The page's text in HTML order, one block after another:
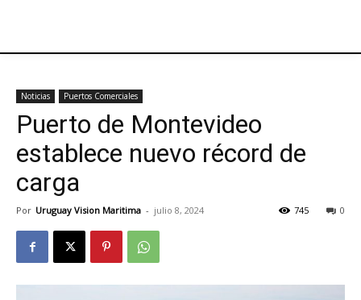
Noticias Puertos Comerciales
Puerto de Montevideo
establece nuevo récord de
carga
Por Uruguay Vision Maritima - julio 8, 2024 0
745